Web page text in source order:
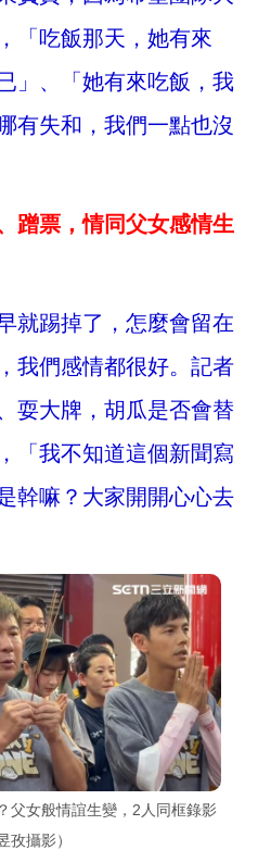
「吃飯那天，她有來
」、「她有來吃飯，我
有失和，我們一點也沒
蹭票，情同父女感情生
就踢掉了，怎麼會留在
我們感情都很好。記者
耍大牌，胡瓜是否會替
「我不知道這個新聞寫
幹嘛？大家開開心心去
父女般情誼生變，2人同框錄影
孜攝影）